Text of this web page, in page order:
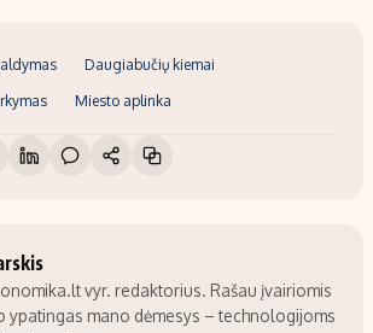
Daugiabučių kiemai
Miesto aplinka
vyr. redaktorius. Rašau įvairiomis
ypatingas mano dėmesys – technologijoms